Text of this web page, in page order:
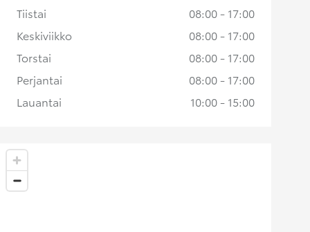
Tiistai
08:00 - 17:00
Keskiviikko
08:00 - 17:00
Torstai
08:00 - 17:00
Perjantai
08:00 - 17:00
Lauantai
10:00 - 15:00